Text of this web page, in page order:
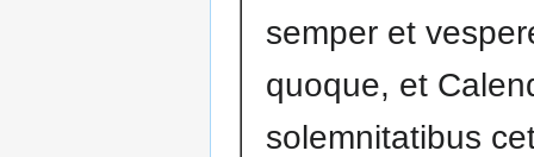
semper et
quoque, et
solemnitatibus